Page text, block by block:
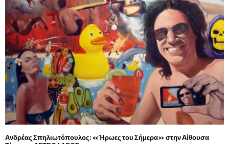
Ανδρέας Σπηλιωτόπουλος: «Ήρωες του Σήμερα» στην Αίθουσα